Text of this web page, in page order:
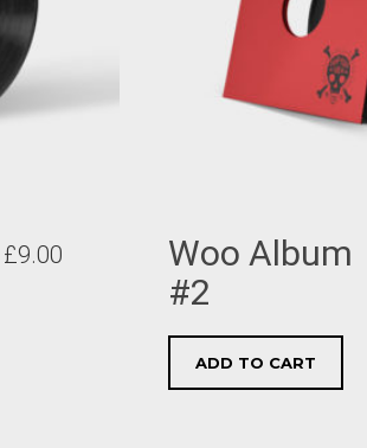
£9.00
Woo Album
#2
ADD TO CART